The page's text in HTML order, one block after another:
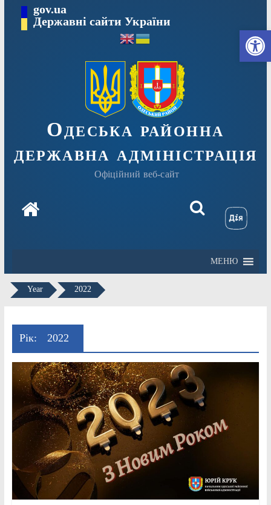
Перейтиgov.ua
Державні сайти України
Одеська районна
державна адміністрація
Офіційний веб-сайт
МЕНЮ
Year 2022
Рік: 2022